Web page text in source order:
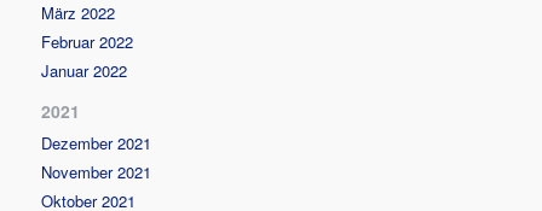
März 2022
Februar 2022
Januar 2022
2021
Dezember 2021
November 2021
Oktober 2021